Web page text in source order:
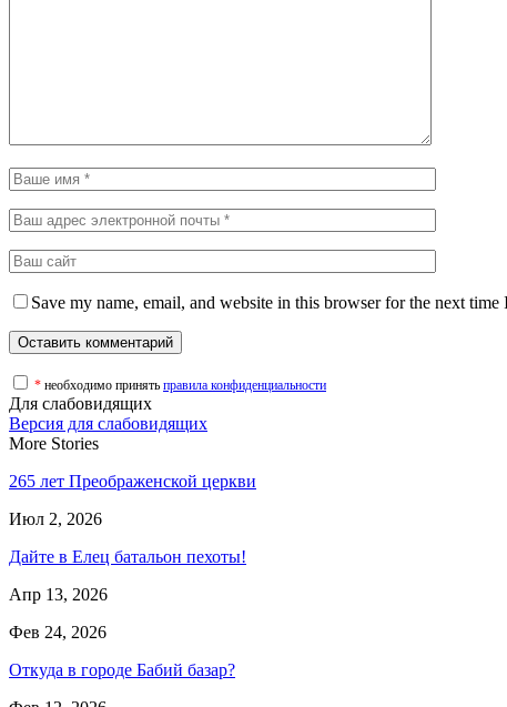
Save my name, email, and website in this browser for the next time
* необходимо принять правила конфиденциальности
Для слабовидящих
Версия для слабовидящих
More Stories
265 лет Преображенской церкви
Июл 2, 2026
Дайте в Елец батальон пехоты!
Апр 13, 2026
Фев 24, 2026
Откуда в городе Бабий базар?